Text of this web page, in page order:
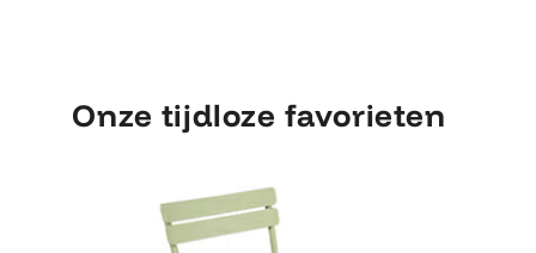
Onze tijdloze favorieten